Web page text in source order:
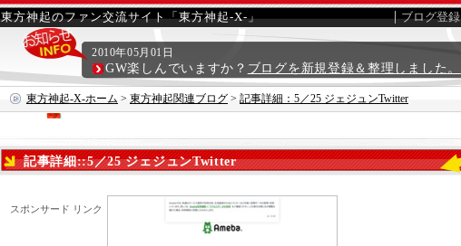
東方神起のファン交流サイト「東方神起-X-」
東方神起-X-ホーム > 東方神起関連ブログ > 記事詳細：5／25 ジェジュンTwitter
ブログ登録
2010年05月01日
GW楽しんでいますか？ ブログを新規登録＆整理しました。
記事詳細::5／25 ジェジュンTwitter
スポンサード リンク